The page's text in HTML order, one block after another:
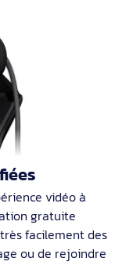
vidéo à
gratuite
facilement des
ou de rejoindre